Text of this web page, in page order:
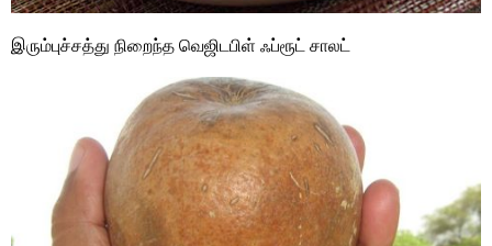
இரும்புச்சத்து நிறைந்த வெஜிடபிள் ஃப்ரூட் சாலட்